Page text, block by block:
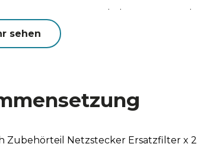
Behälter von 500 ml
Höchstwert der Nutzung
sehen
Zubehörteil Netzstecker Ersatzfilter x 2